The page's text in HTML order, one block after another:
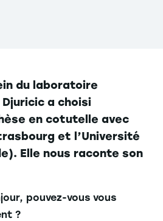
du laboratoire
Djuricic a choisi
en cotutelle avec
et l’Université
Elle nous raconte son
pouvez-vous vous
?